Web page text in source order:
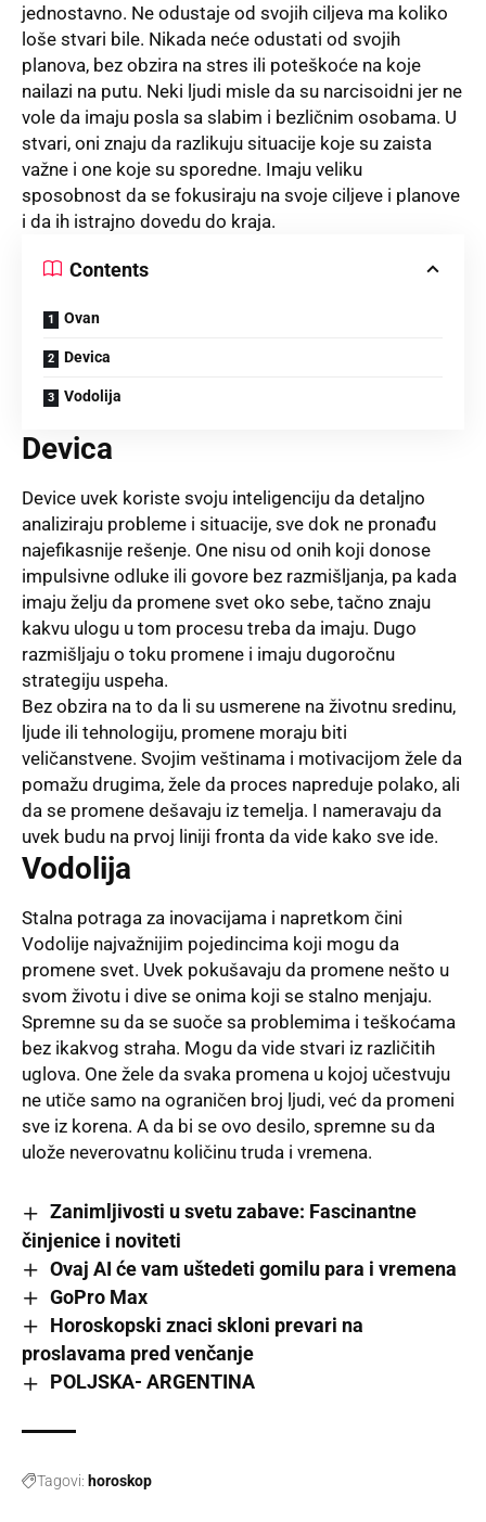
jednostavno. Ne odustaje od svojih ciljeva ma koliko
loše stvari bile. Nikada neće odustati od svojih
planova, bez obzira na stres ili poteškoće na koje
nailazi na putu. Neki ljudi misle da su narcisoidni jer ne
vole da imaju posla sa slabim i bezličnim osobama. U
stvari, oni znaju da razlikuju situacije koje su zaista
važne i one koje su sporedne. Imaju veliku
sposobnost da se fokusiraju na svoje ciljeve i planove
i da ih istrajno dovedu do kraja.
Contents
Ovan
Devica
Vodolija
Devica
Device uvek koriste svoju inteligenciju da detaljno
analiziraju probleme i situacije, sve dok ne pronađu
najefikasnije rešenje. One nisu od onih koji donose
impulsivne odluke ili govore bez razmišljanja, pa kada
imaju želju da promene svet oko sebe, tačno znaju
kakvu ulogu u tom procesu treba da imaju. Dugo
razmišljaju o toku promene i imaju dugoročnu
strategiju uspeha.
Bez obzira na to da li su usmerene na životnu sredinu,
ljude ili tehnologiju, promene moraju biti
veličanstvene. Svojim veštinama i motivacijom žele da
pomažu drugima, žele da proces napreduje polako, ali
da se promene dešavaju iz temelja. I nameravaju da
uvek budu na prvoj liniji fronta da vide kako sve ide.
Vodolija
Stalna potraga za inovacijama i napretkom čini
Vodolije najvažnijim pojedincima koji mogu da
promene svet. Uvek pokušavaju da promene nešto u
svom životu i dive se onima koji se stalno menjaju.
Spremne su da se suoče sa problemima i teškoćama
bez ikakvog straha. Mogu da vide stvari iz različitih
uglova. One žele da svaka promena u kojoj učestvuju
ne utiče samo na ograničen broj ljudi, već da promeni
sve iz korena. A da bi se ovo desilo, spremne su da
ulože neverovatnu količinu truda i vremena.
Zanimljivosti u svetu zabave: Fascinantne
činjenice i noviteti
Ovaj AI će vam uštedeti gomilu para i vremena
GoPro Max
Horoskopski znaci skloni prevari na
proslavama pred venčanje
POLJSKA- ARGENTINA
Tagovi: horoskop